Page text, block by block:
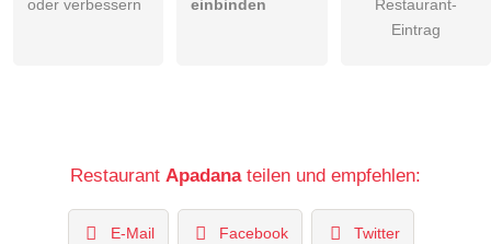
oder verbessern
einbinden
Restaurant-
Eintrag
Restaurant Apadanateilen und empfehlen:
E-Mail Facebook Twitter